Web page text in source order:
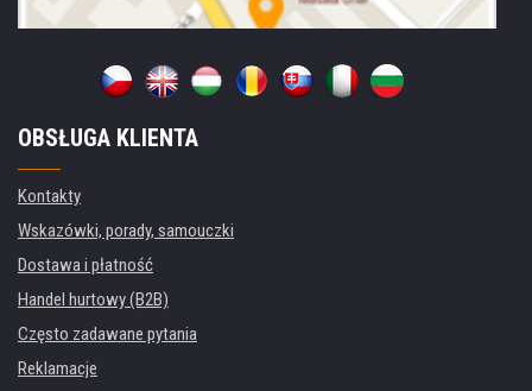
OBSŁUGA KLIENTA
Kontakty
Wskazówki, porady, samouczki
Dostawa i płatność
Handel hurtowy (B2B)
Często zadawane pytania
Reklamacje